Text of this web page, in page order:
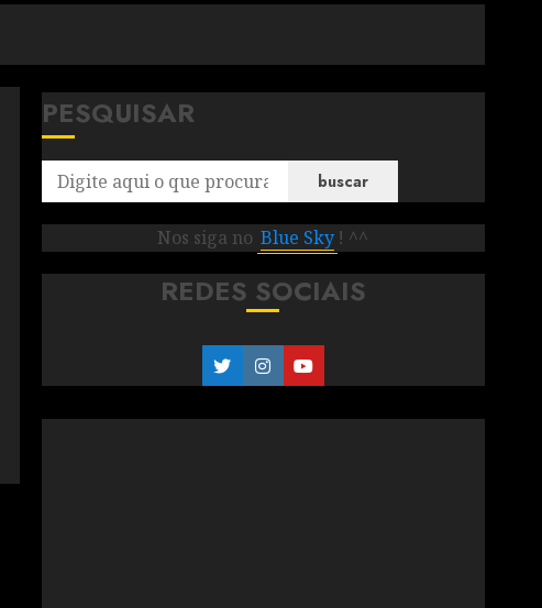
PESQUISAR
buscar
Nos siga no Blue Sky ! ^^
REDES SOCIAIS